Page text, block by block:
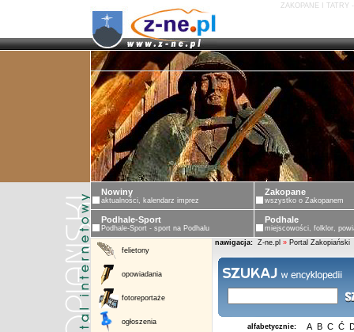
ZAKOPANE I TATRY
Nowiny
aktualności, kalendarz imprez
Zakopane
wszystko o Zakopanem
Podhale-Sport
Podhale-Sport - sport na Podhalu
Podhale
miejscowości, folklor,
felietony
opowiadania
fotoreportaże
ogłoszenia
nawigacja: Z-ne.pl » Portal Zakopiański
alfabetycznie: A B C Ć